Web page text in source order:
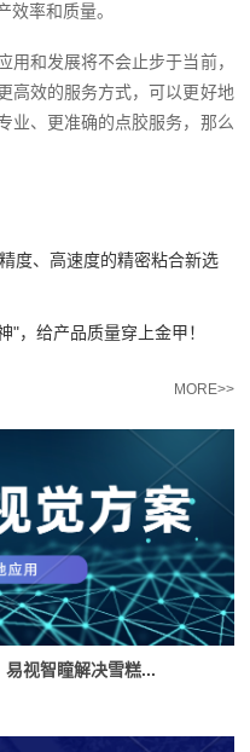
效率和质量。
和发展将不会止步于当前，
高效的服务方式，可以更好地
业、更准确的点胶服务，那么
度、高速度的精密粘合新选
"，给产品质量穿上金甲！
MORE>>
视智瞳解决雪糕...